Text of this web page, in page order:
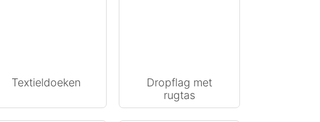
Textieldoeken
Dropflag met
rugtas